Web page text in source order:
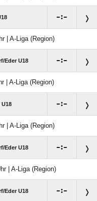
:
| A-Liga (Region)
​Eder U18 :
| A-Liga (Region)
U18 :
| A-Liga (Region)
​Eder U18 :
| A-Liga (Region)
​Eder U18 :